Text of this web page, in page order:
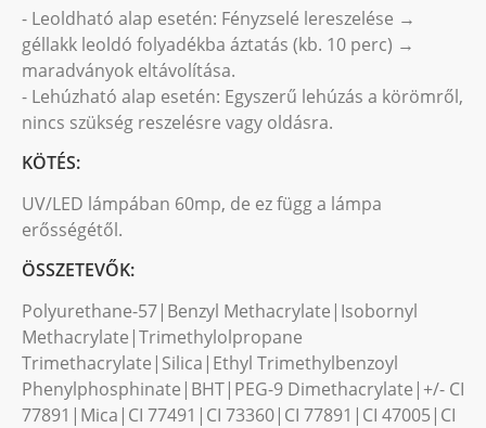
- Leoldható alap esetén: Fényzselé lereszelése →
géllakk leoldó folyadékba áztatás (kb. 10 perc) →
maradványok eltávolítása.
- Lehúzható alap esetén: Egyszerű lehúzás a körömről,
nincs szükség reszelésre vagy oldásra.
KÖTÉS:
UV/LED lámpában 60mp, de ez függ a lámpa
erősségétől.
ÖSSZETEVŐK:
Polyurethane-57|Benzyl Methacrylate|Isobornyl
Methacrylate|Trimethylolpropane
Trimethacrylate|Silica|Ethyl Trimethylbenzoyl
Phenylphosphinate|BHT|PEG-9 Dimethacrylate|+/- CI
77891|Mica|CI 77491|CI 73360|CI 77891|CI 47005|CI